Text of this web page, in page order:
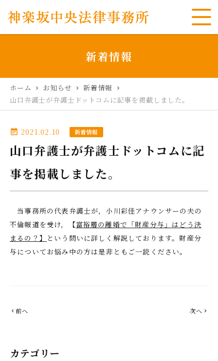
新着情報
ホーム chevron_right お知らせ chevron_right 新着情報 chevron_right
山口弁護士が弁護士ドットコムに記事を掲載しました。
event_note 2021.02.10 新着情報
山口弁護士が弁護士ドットコムに記
事を掲載しました。
当事務所の代表弁護士が，小川彩佳アナウンサーの夫の
不倫報道を受け，【富裕層の離婚で「財産分与」はどう決
まるの？】 という問いに詳しく解説しております。財産分
与についてお悩み中の方は是非ともご一読ください。
chevron_left 前へ 次へ chevron_right
カテゴリー